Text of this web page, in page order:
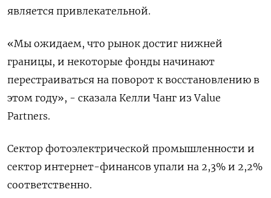
является привлекательной.
«Мы ожидаем, что рынок достиг нижней
границы, и некоторые фонды начинают
перестраиваться на поворот к восстановлению в
этом году», - сказала Келли Чанг из Value
Partners.
Сектор фотоэлектрической промышленности и
сектор интернет-финансов упали на 2,3% и 2,2%
соответственно.